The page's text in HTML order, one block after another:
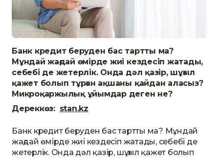
Банк кредит беруден бас тартты ма?
Мұндай жағдай өмірде жиі кездесіп жатады,
себебі де жетерлік. Онда дәл қазір, шұғыл
қажет болып тұрған ақшаны қайдан аласыз?
Микроқаржылық ұйымдар деген не?
Дереккөз: stan.kz
Банк кредит беруден бас тартты ма? Мұндай
жағдай өмірде жиі кездесіп жатады, себебі де
жетерлік. Онда дәл қазір, шұғыл қажет болып